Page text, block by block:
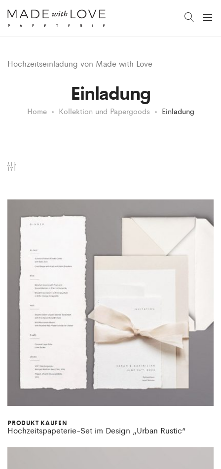
Hochzeitseinladung von Made with Love
Einladung
Home Kollektion und Papergoods Einladung
PRODUKT KAUFEN
Hochzeitspapeterie-Set im Design „Urban Rustic“